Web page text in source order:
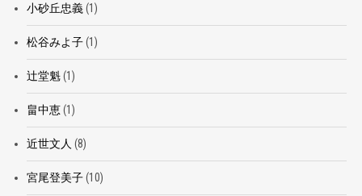
小砂丘忠義(1)
松谷みよ子(1)
辻堂魁(1)
畠中恵(1)
近世文人 (8)
宮尾登美子(10)